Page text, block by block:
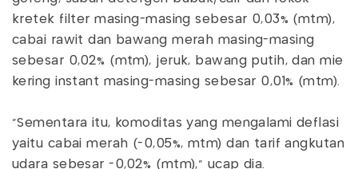
kretek filter masing-masing sebesar 0,03% (mtm),
cabai rawit dan bawang merah masing-masing
sebesar 0,02% (mtm), jeruk, bawang putih, dan mie
kering instant masing-masing sebesar 0,01% (mtm).
"Sementara itu, komoditas yang mengalami deflasi
yaitu cabai merah (-0,05%, mtm) dan tarif angkutan
udara sebesar -0,02% (mtm)," ucap dia.